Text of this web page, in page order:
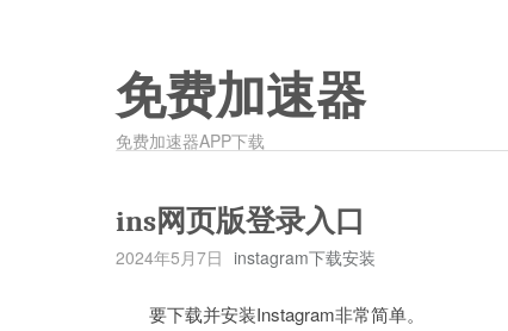
免费加速器
免费加速器APP下载
ins网页版登录入口
2024年5月7日 instagram下载安装
要下载并安装Instagram非常简单。